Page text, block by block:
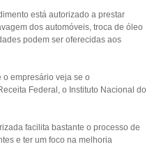
está autorizado a prestar
dos automóveis, troca de óleo
podem ser oferecidas aos
empresário veja se o
Federal, o Instituto Nacional do
facilita bastante o processo de
e ter um foco na melhoria